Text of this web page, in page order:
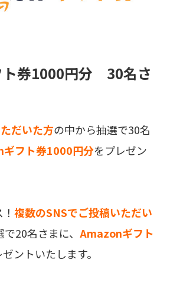
券1000円分 30名さ
だいた方の中から抽選で30名
フト券1000円分をプレゼン
複数のSNSでご投稿いただい
20名さまに、 Amazonギフト
ントいたします。